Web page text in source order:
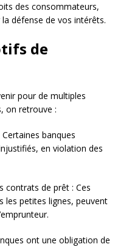
des consommateurs,
défense de vos intérêts.
de
pour de multiples
on retrouve :
Certaines banques
en violation des
contrats de prêt : Ces
les petites lignes, peuvent
ont une obligation de